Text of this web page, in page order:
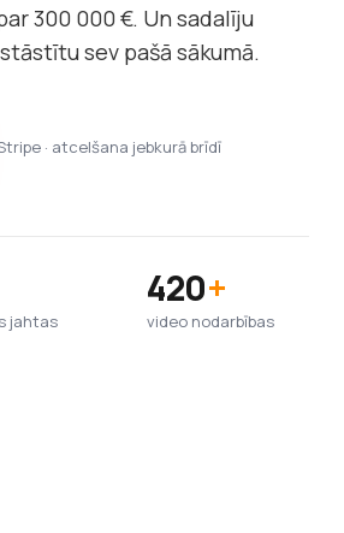
300 000 €. Un sadalīju
sev pašā sākumā.
· atcelšana jebkurā brīdī
jahtas
420+
video nodarbības